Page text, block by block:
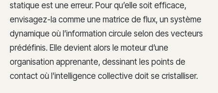
statique est une erreur. Pour qu’elle soit efficace,
envisagez-la comme une matrice de flux, un système
dynamique où l’information circule selon des vecteurs
prédéfinis. Elle devient alors le moteur d’une
organisation apprenante, dessinant les points de
contact où l’intelligence collective doit se cristalliser.